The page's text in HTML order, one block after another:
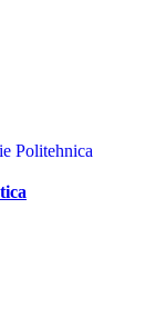
Politehnica